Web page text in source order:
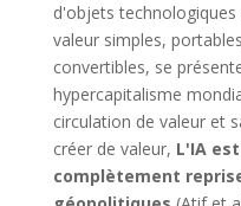
d'objets
valeur simples,
convertibles, se
hypercapitalisme
circulation de valeur et
créer de valeur, L'IA
complètement